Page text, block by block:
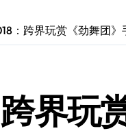
场，三星新风尚来了！
大揭秘！优惠全享，高
：跨界玩赏《劲舞团
界玩